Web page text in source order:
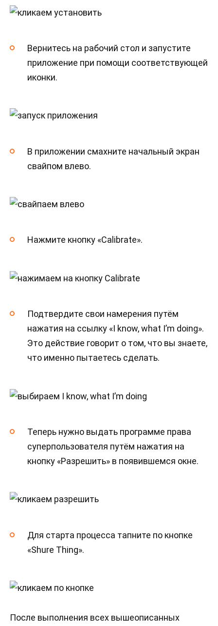
Вернитесь на рабочий стол и запустите
приложение при помощи соответствующей
иконки.
В приложении смахните начальный экран
свайпом влево.
Нажмите кнопку «Calibrate».
Подтвердите свои намерения путём
нажатия на ссылку «I know, what I’m doing».
Это действие говорит о том, что вы знаете,
что именно пытаетесь сделать.
Теперь нужно выдать программе права
суперпользователя путём нажатия на
кнопку «Разрешить» в появившемся окне.
Для старта процесса тапните по кнопке
«Shure Thing».
После выполнения всех вышеописанных